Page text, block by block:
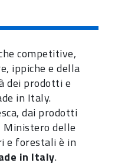
competitive,
ippiche e della
dei prodotti e
in Italy.
dai prodotti
Ministero delle
e forestali è in
in Italy.